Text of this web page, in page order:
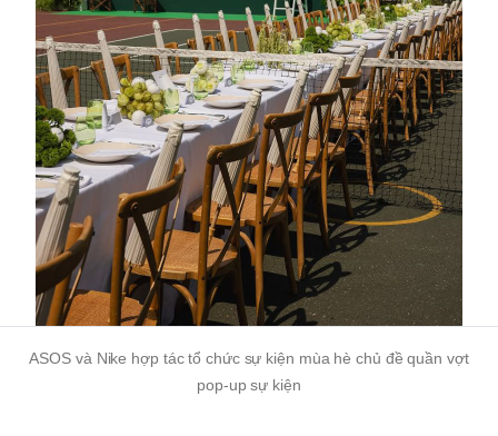
ASOS và Nike hợp tác tổ chức sự kiện mùa hèchủ đề quần vợt
pop-upsự kiện